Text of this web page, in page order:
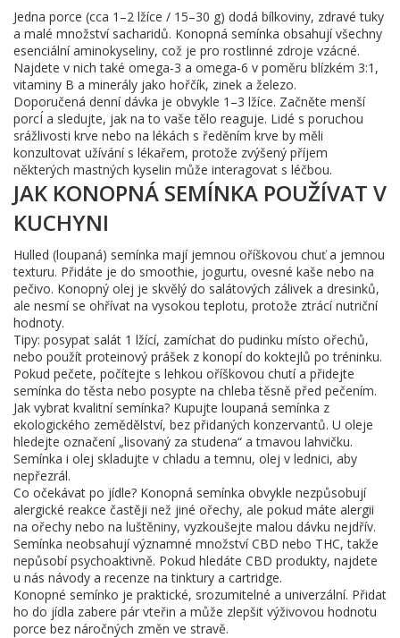
Jedna porce (cca 1–2 lžíce / 15–30 g) dodá bílkoviny, zdravé tuky
a malé množství sacharidů. Konopná semínka obsahují všechny
esenciální aminokyseliny, což je pro rostlinné zdroje vzácné.
Najdete v nich také omega‑3 a omega‑6 v poměru blízkém 3:1,
vitaminy B a minerály jako hořčík, zinek a železo.
Doporučená denní dávka je obvykle 1–3 lžíce. Začněte menší
porcÍ a sledujte, jak na to vaše tělo reaguje. Lidé s poruchou
srážlivosti krve nebo na lékách s ředěním krve by měli
konzultovat užívání s lékařem, protože zvýšený příjem
některých mastných kyselin může interagovat s léčbou.
JAK KONOPNÁ SEMÍNKA POUŽÍVAT V
KUCHYNI
Hulled (loupaná) semínka mají jemnou oříškovou chuť a jemnou
texturu. Přidáte je do smoothie, jogurtu, ovesné kaše nebo na
pečivo. Konopný olej je skvělý do salátových zálivek a dresinků,
ale nesmí se ohřívat na vysokou teplotu, protože ztrácí nutriční
hodnoty.
Tipy: posypat salát 1 lžící, zamíchat do pudinku místo ořechů,
nebo použít proteinový prášek z konopí do koktejlů po tréninku.
Pokud pečete, počítejte s lehkou oříškovou chutí a přidejte
semínka do těsta nebo posypte na chleba těsně před pečením.
Jak vybrat kvalitní semínka? Kupujte loupaná semínka z
ekologického zemědělství, bez přidaných konzervantů. U oleje
hledejte označení „lisovaný za studena“ a tmavou lahvičku.
Semínka i olej skladujte v chladu a temnu, olej v lednici, aby
nepřezrál.
Co očekávat po jídle? Konopná semínka obvykle nezpůsobují
alergické reakce častěji než jiné ořechy, ale pokud máte alergii
na ořechy nebo na luštěniny, vyzkoušejte malou dávku nejdřív.
Semínka neobsahují významné množství CBD nebo THC, takže
nepůsobí psychoaktivně. Pokud hledáte CBD produkty, najdete
u nás návody a recenze na tinktury a cartridge.
Konopné semínko je praktické, srozumitelné a univerzální. Přidat
ho do jídla zabere pár vteřin a může zlepšit výživovou hodnotu
porce bez náročných změn ve stravě.